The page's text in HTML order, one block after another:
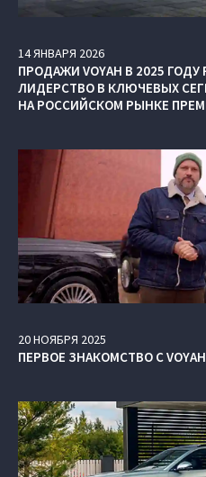
14ЯНВАРЯ 2026
ПРОДАЖИ VOYAH В 2025
ЛИДЕРСТВО В КЛЮЧЕВЫХ
НА РОССИЙСКОМ РЫНКЕ
20НОЯБРЯ 2025
ПЕРВОЕ ЗНАКОМСТВО С